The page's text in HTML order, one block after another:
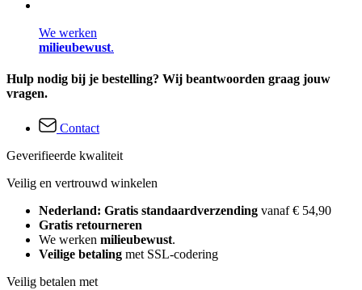
We werken
milieubewust.
Hulp nodig bij je bestelling? Wij beantwoorden graag jouw
vragen.
Contact
Geverifieerde kwaliteit
Veilig en vertrouwd winkelen
Nederland: Gratis standaardverzending vanaf € 54,90
Gratis retourneren
We werken milieubewust.
Veilige betaling met SSL-codering
Veilig betalen met